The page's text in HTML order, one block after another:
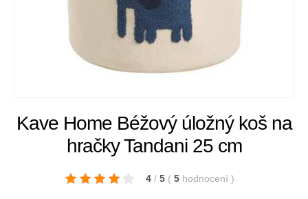
Kave Home Béžový úložný koš na
hračky Tandani 25 cm
4 / 5 ( 5 hodnocení )